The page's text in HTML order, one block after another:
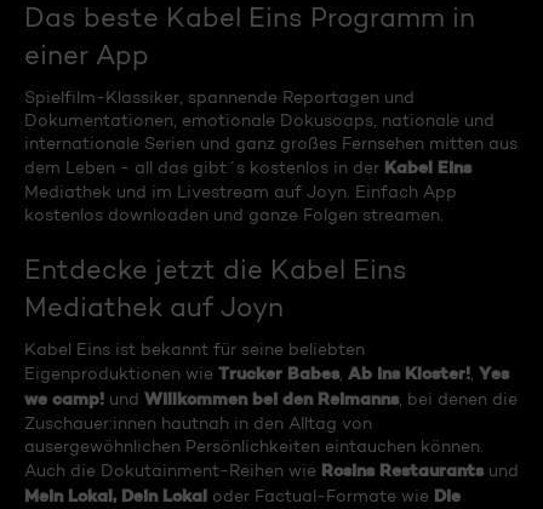
Das beste Kabel Eins Programm in
einer App
Spielfilm-Klassiker, spannende Reportagen und
Dokumentationen, emotionale Dokusoaps, nationale und
internationale Serien und ganz großes Fernsehen mitten aus
dem Leben - all das gibt´s kostenlos in der Kabel Eins
Mediathek und im Livestream auf Joyn. Einfach App
kostenlos downloaden und ganze Folgen streamen.
Entdecke jetzt die Kabel Eins
Mediathek auf Joyn
Kabel Eins ist bekannt für seine beliebten
Eigenproduktionen wie Trucker Babes, Ab ins Kloster! Yes
we camp! und Willkommen bei den Reimanns, bei denen die
Zuschauer:innen hautnah in den Alltag von
ausergewöhnlichen Persönlichkeiten eintauchen können.
Auch die Dokutainment-Reihen wie Rosins Restaurants und
Mein Lokal, Dein Lokal oder Factual-Formate wie Die